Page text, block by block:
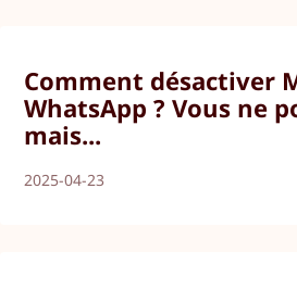
Comment désactiver
WhatsApp ? Vous ne
mais...
2025-04-23